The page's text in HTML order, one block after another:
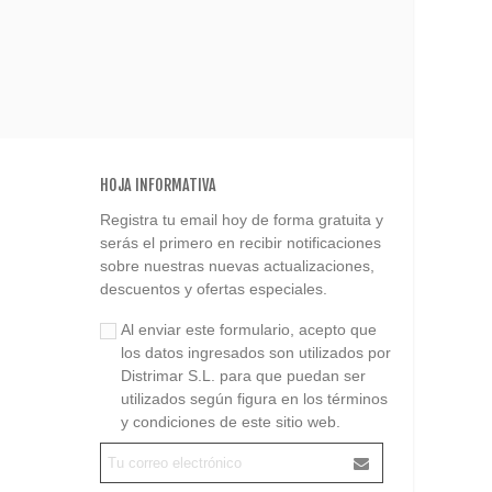
HOJA INFORMATIVA
Registra tu email hoy de forma gratuita y
serás el primero en recibir notificaciones
sobre nuestras nuevas actualizaciones,
descuentos y ofertas especiales.
Al enviar este formulario, acepto que
los datos ingresados son utilizados por
Distrimar S.L. para que puedan ser
utilizados según figura en los términos
y condiciones de este sitio web.